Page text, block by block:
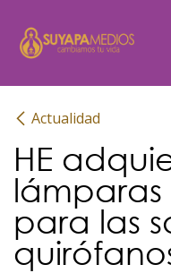
Actualidad
HE
lámparas
para las